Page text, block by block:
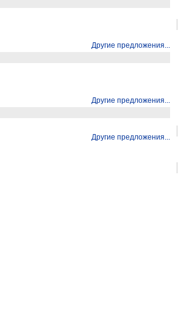
Другие предложения...
Другие предложения...
Другие предложения...